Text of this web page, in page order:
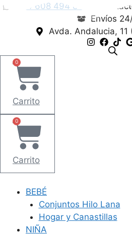
Saltar
contenido
+34 608 494 845
Envíos
Avda. Andalucia, 11
0
Carrito
0
Carrito
BEBÉ
Conjuntos Hilo Lana
Hogar y Canastillas
NIÑA